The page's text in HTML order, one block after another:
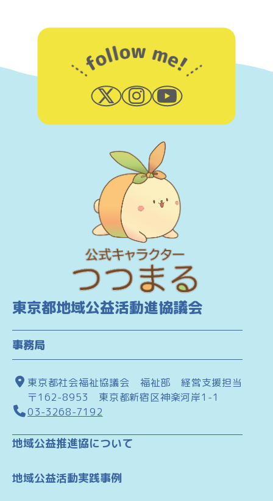
東京都地域公益活動進協議会
事務局
東京都社会福祉協議会 福祉部 経営支援担当
〒162-8953 東京都新宿区神楽河岸1-1
03-3268-7192
地域公益推進協について
地域公益活動実践事例